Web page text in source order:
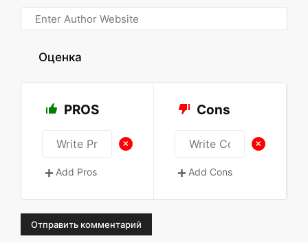
Оценка
PROS
+
Add Pros
Cons
+
Add Cons